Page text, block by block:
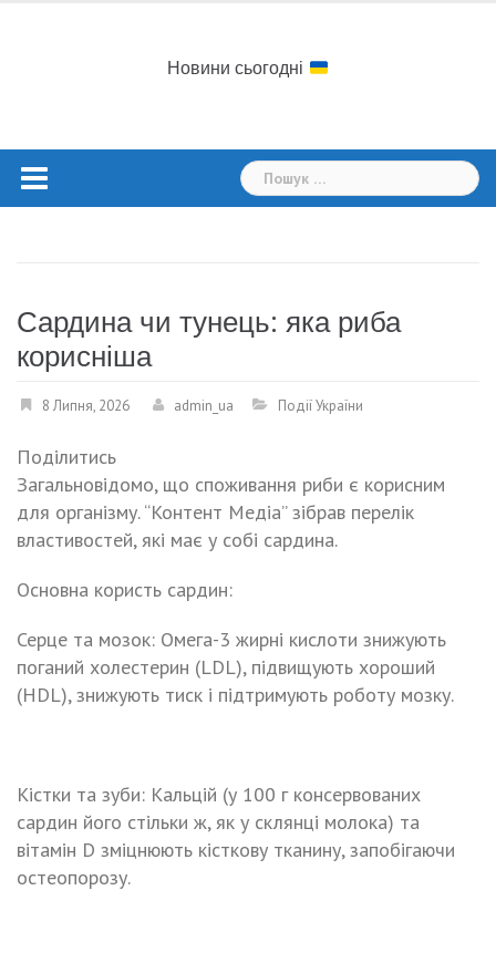
Новини сьогодні
Пошук:
Сардина чи тунець: яка риба
корисніша
8 Липня, 2026 admin_ua Події України
Поділитись
Загальновідомо, що споживання риби є корисним
для організму. “Контент Медіа” зібрав перелік
властивостей, які має у собі сардина.
Основна користь сардин:
Серце та мозок: Омега-3 жирні кислоти знижують
поганий холестерин (LDL), підвищують хороший
(HDL), знижують тиск і підтримують роботу мозку.
Кістки та зуби: Кальцій (у 100 г консервованих
сардин його стільки ж, як у склянці молока) та
вітамін D зміцнюють кісткову тканину, запобігаючи
остеопорозу.